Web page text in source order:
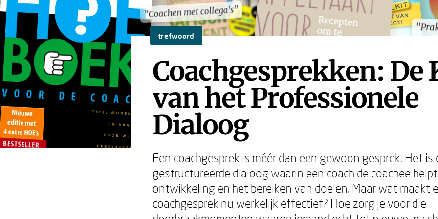
"Coachen met collega's"
"Coachen met collega's"
trefwoord
Coachgesprekken: De
van het Professionele
Dialoog
Een coachgesprek is méér dan een gewoon gesprek. Het is
gestructureerde dialoog waarin een coach de coachee
ontwikkeling en het bereiken van doelen. Maar wat maakt
coachgesprek nu werkelijk effectief? Hoe zorg je voor die